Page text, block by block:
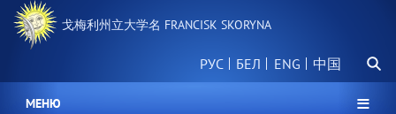
要
戈梅利州立大学名 FRANCISK SKORYNA
РУС БЕЛ 中国
搜
МЕНЮ